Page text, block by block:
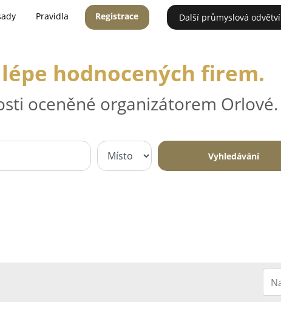
Pravidla Registrace Další průmyslová odvětví
hodnocených firem.
oceněné organizátorem Orlové.
Vyhledávání